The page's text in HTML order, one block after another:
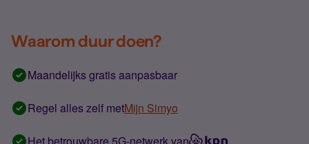
Waarom duur doen?
Maandelijks gratis aanpasbaar
Regel alles zelf metMijn Simyo
Het betrouwbare 5G-netwerk van